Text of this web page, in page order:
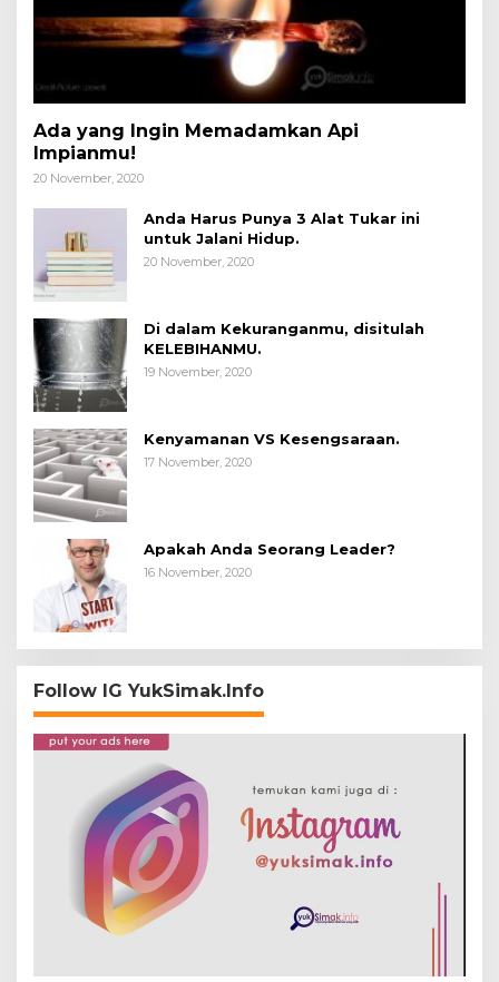
Ada yang Ingin Memadamkan Api
Impianmu!
20 November, 2020
Anda Harus Punya 3 Alat Tukar ini
untuk Jalani Hidup.
20 November, 2020
Di dalam Kekuranganmu, disitulah
KELEBIHANMU.
19 November, 2020
Kenyamanan VS Kesengsaraan.
17 November, 2020
Apakah Anda Seorang Leader?
16 November, 2020
Follow IG YukSimak.Info